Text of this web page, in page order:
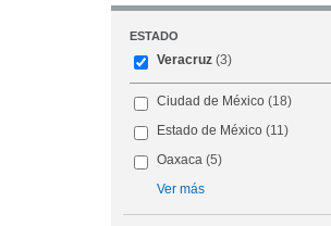
ESTADO
Veracruz (3)
Ciudad de México (18)
Estado de México (11)
Oaxaca (5)
Ver más